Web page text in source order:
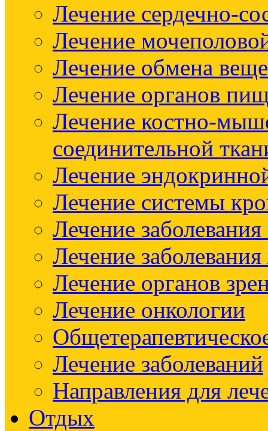
Лечение сердечно-
Лечение
Лечение обмена
Лечение органов
Лечение костно-
соединительной
Лечение
Лечение системы
Лечение
Лечение
Лечение органов
Лечение онкологии
Лечение заболеваний
Направления для
Отдых